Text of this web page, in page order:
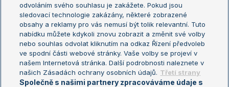
Turnaj mistrů
Turnaj mistryň
Aktualní trendy
Fotbalové přestupy
Livesport Daily
LS Prague Open
odvoláním svého souhlasu je zakážete. Pokud jsou
sledovací technologie zakázány, některé zobrazené
obsahy a reklamy pro vás nemusí být tolik relevantní. Tuto
nabídku můžete kdykoli znovu zobrazit a změnit své volby
nebo souhlas odvolat kliknutím na odkaz Řízení předvoleb
ve spodní části webové stránky. Vaše volby se projeví v
našem Internetová stránka. Další podrobnosti naleznete v
našich Zásadách ochrany osobních údajů. Třetí strany
Společně s našimi partnery zpracováváme údaje s